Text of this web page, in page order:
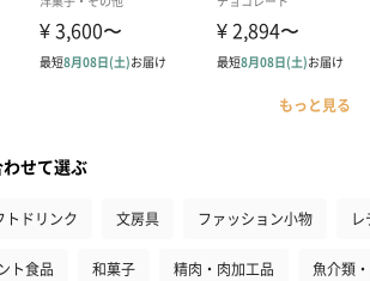
もっと見る
せて選ぶ
トドリンク 文房具 ファッション小物
ト食品 和菓子 精肉・肉加工品 魚介類